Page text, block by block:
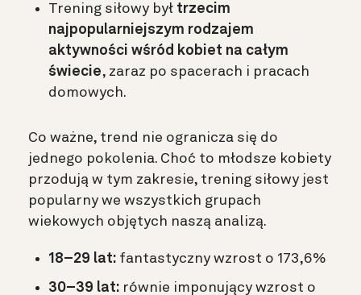
Trening siłowy był trzecim
najpopularniejszym rodzajem
aktywności wśród kobiet na całym
świecie, zaraz po spacerach i pracach
domowych.
Co ważne, trend nie ogranicza się do
jednego pokolenia. Choć to młodsze kobiety
przodują w tym zakresie, trening siłowy jest
popularny we wszystkich grupach
wiekowych objętych naszą analizą.
18–29 lat: fantastyczny wzrost o 173,6%
30–39 lat: równie imponujący wzrost o